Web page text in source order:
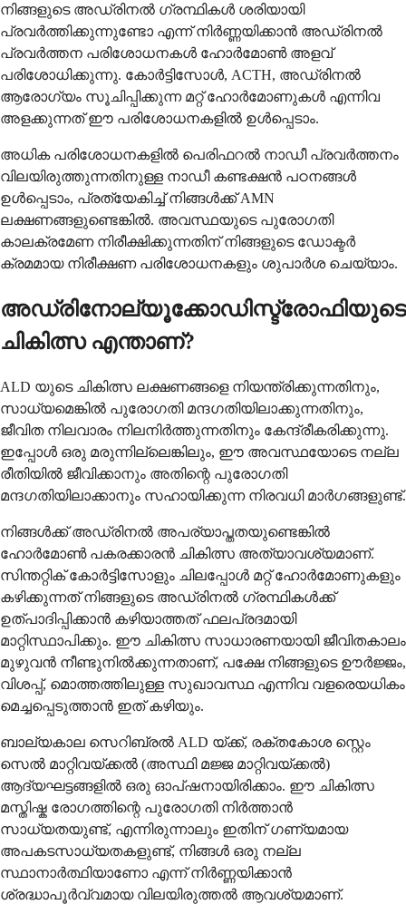
നിങ്ങളുടെ അഡ്രിനൽ ഗ്രന്ഥികൾ ശരിയായി
പ്രവർത്തിക്കുന്നുണ്ടോ എന്ന് നിർണ്ണയിക്കാൻ അഡ്രിനൽ
പ്രവർത്തന പരിശോധനകൾ ഹോർമോൺ അളവ്
പരിശോധിക്കുന്നു. കോർട്ടിസോൾ, ACTH, അഡ്രിനൽ
ആരോഗ്യം സൂചിപ്പിക്കുന്ന മറ്റ് ഹോർമോണുകൾ എന്നിവ
അളക്കുന്നത് ഈ പരിശോധനകളിൽ ഉൾപ്പെടാം.
അധിക പരിശോധനകളിൽ പെരിഫറൽ നാഡീ പ്രവർത്തനം
വിലയിരുത്തുന്നതിനുള്ള നാഡീ കണ്ടക്ഷൻ പഠനങ്ങൾ
ഉൾപ്പെടാം, പ്രത്യേകിച്ച് നിങ്ങൾക്ക് AMN
ലക്ഷണങ്ങളുണ്ടെങ്കിൽ. അവസ്ഥയുടെ പുരോഗതി
കാലക്രമേണ നിരീക്ഷിക്കുന്നതിന് നിങ്ങളുടെ ഡോക്ടർ
ക്രമമായ നിരീക്ഷണ പരിശോധനകളും ശുപാർശ ചെയ്യാം.
അഡ്രിനോല്യൂക്കോഡിസ്ട്രോഫിയുടെ
ചികിത്സ എന്താണ്?
ALD യുടെ ചികിത്സ ലക്ഷണങ്ങളെ നിയന്ത്രിക്കുന്നതിനും,
സാധ്യമെങ്കിൽ പുരോഗതി മന്ദഗതിയിലാക്കുന്നതിനും,
ജീവിത നിലവാരം നിലനിർത്തുന്നതിനും കേന്ദ്രീകരിക്കുന്നു.
ഇപ്പോൾ ഒരു മരുന്നില്ലെങ്കിലും, ഈ അവസ്ഥയോടെ നല്ല
രീതിയിൽ ജീവിക്കാനും അതിന്റെ പുരോഗതി
മന്ദഗതിയിലാക്കാനും സഹായിക്കുന്ന നിരവധി മാർഗങ്ങളുണ്ട്.
നിങ്ങൾക്ക് അഡ്രിനൽ അപര്യാപ്തതയുണ്ടെങ്കിൽ
ഹോർമോൺ പകരക്കാരൻ ചികിത്സ അത്യാവശ്യമാണ്.
സിന്തറ്റിക് കോർട്ടിസോളും ചിലപ്പോൾ മറ്റ് ഹോർമോണുകളും
കഴിക്കുന്നത് നിങ്ങളുടെ അഡ്രിനൽ ഗ്രന്ഥികൾക്ക്
ഉത്പാദിപ്പിക്കാൻ കഴിയാത്തത് ഫലപ്രദമായി
മാറ്റിസ്ഥാപിക്കും. ഈ ചികിത്സ സാധാരണയായി ജീവിതകാലം
മുഴുവൻ നീണ്ടുനിൽക്കുന്നതാണ്, പക്ഷേ നിങ്ങളുടെ ഊർജ്ജം,
വിശപ്പ്, മൊത്തത്തിലുള്ള സുഖാവസ്ഥ എന്നിവ വളരെയധികം
മെച്ചപ്പെടുത്താൻ ഇത് കഴിയും.
ബാല്യകാല സെറിബ്രൽ ALD യ്ക്ക്, രക്തകോശ സ്റ്റെം
സെൽ മാറ്റിവയ്ക്കൽ (അസ്ഥി മജ്ജ മാറ്റിവയ്ക്കൽ)
ആദ്യഘട്ടങ്ങളിൽ ഒരു ഓപ്ഷനായിരിക്കാം. ഈ ചികിത്സ
മസ്തിഷ്ക രോഗത്തിന്റെ പുരോഗതി നിർത്താൻ
സാധ്യതയുണ്ട്, എന്നിരുന്നാലും ഇതിന് ഗണ്യമായ
അപകടസാധ്യതകളുണ്ട്, നിങ്ങൾ ഒരു നല്ല
സ്ഥാനാർത്ഥിയാണോ എന്ന് നിർണ്ണയിക്കാൻ
ശ്രദ്ധാപൂർവ്വമായ വിലയിരുത്തൽ ആവശ്യമാണ്.